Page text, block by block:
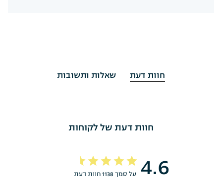
חוות דעת שאלות ותשובות
חוות דעת של לקוחות
4.6 על סמך 1138 חוות דעת